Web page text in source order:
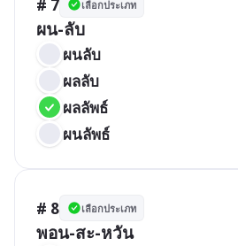
# 7 เลือกประเภท
ผน-ลับ
ผนลับ
ผลลับ
ผลลัพธ์
ผนลัพธ์
# 8 เลือกประเภท
พอน-สะ-หวัน